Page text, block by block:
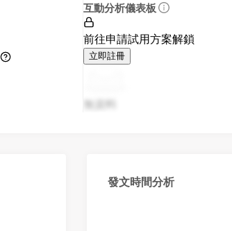
互動分析儀表板
前往申請試用方案解鎖
立即註冊
無資料
發文時間分析